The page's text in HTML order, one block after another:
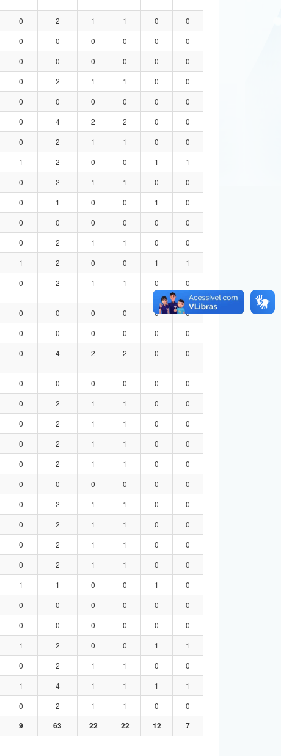
0 2 1 1 0
0
0 0 0 0 0
0
0 0 0 0 0
0
0 2 1 1 0
0
0 0 0 0 0
0
0 4 2 2 0
0
0 2 1 1 0
0
1 2 0 0 1
1
0 2 1 1 0
0
0 1 0 0 1
0
0 0 0 0 0
0
0 2 1 1 0
0
1 2 0 0 1
1
0 2 1 1 0 0
0 0 0 0 0
0
0 0 0 0 0
0
0 4 2 2 0 0
0 0 0 0 0
0
0 2 1 1 0
0
0 2 1 1 0
0
0 2 1 1 0
0
0 2 1 1 0
0
0 0 0 0 0
0
0 2 1 1 0
0
0 2 1 1 0
0
0 2 1 1 0
0
0 2 1 1 0
0
1 1 0 0 1
0
0 0 0 0 0
0
0 0 0 0 0
0
1 2 0 0 1
1
0 2 1 1 0
0
1 4 1 1 1
1
0 2 1 1 0
0
9 63 22 22 12 7